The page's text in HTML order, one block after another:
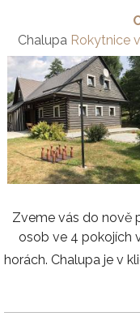
Chalupa Rokytnice
Zveme vás do nově
osob ve 4 pokojích
horách. Chalupa je v